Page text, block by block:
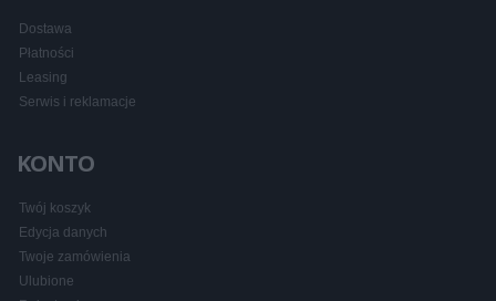
Dostawa
Płatności
Leasing
Serwis i reklamacje
KONTO
Twój koszyk
Edycja danych
Twoje zamówienia
Ulubione